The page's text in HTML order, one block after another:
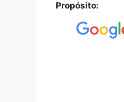
Propósito: